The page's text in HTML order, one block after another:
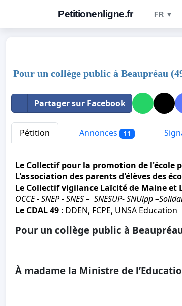
Petitionenligne.fr FR ▼
Pour un collège public à Beaupréau
Partager sur Facebook
Pétition Annonces 11
Le Collectif pour la promotion de l'école
L'association des parents d'élèves des
Le Collectif vigilance Laïcité de Maine et
OCCE - SNEP - SNES – SNESUP- SNUipp
Le CDAL 49 : DDEN, FCPE, UNSA Education
Pour un collège public à
À madame la Ministre de